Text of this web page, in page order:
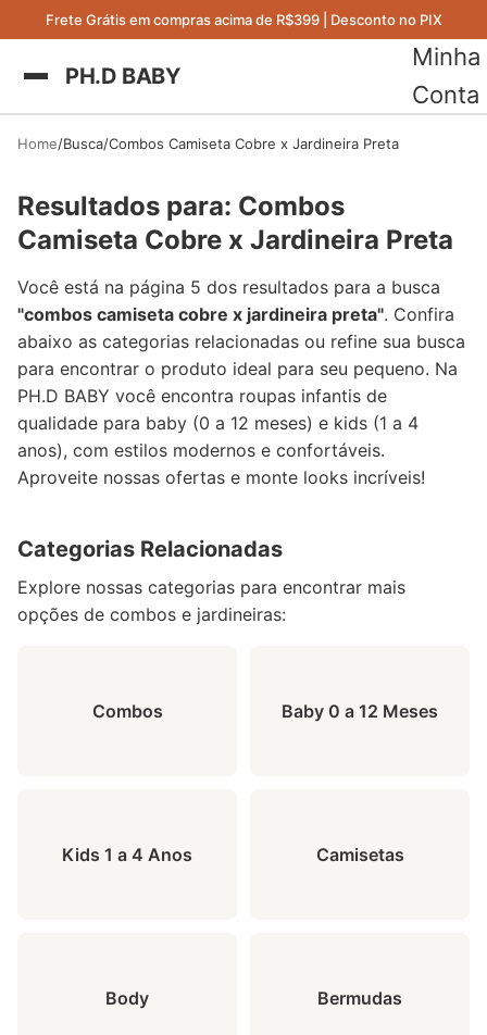
Frete Grátis em compras acima de R$399 | Desconto no PIX
PH.D BABY
Minha
Conta
Home Busca Combos Camiseta Cobre x Jardineira Preta
Resultados para: Combos
Camiseta Cobre x Jardineira Preta
Você está na página 5 dos resultados para a busca
"combos camiseta cobre x jardineira preta". Confira
abaixo as categorias relacionadas ou refine sua busca
para encontrar o produto ideal para seu pequeno. Na
PH.D BABY você encontra roupas infantis de
qualidade para baby (0 a 12 meses) e kids (1 a 4
anos), com estilos modernos e confortáveis.
Aproveite nossas ofertas e monte looks incríveis!
Categorias Relacionadas
Explore nossas categorias para encontrar mais
opções de combos e jardineiras:
Combos Baby 0 a 12 Meses
Kids 1 a 4 Anos Camisetas
Body Bermudas